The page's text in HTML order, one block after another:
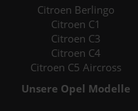
Citroen Berlingo
Citroen C1
Citroen C3
Citroen C4
Citroen C5 Aircross
Unsere Opel Modelle